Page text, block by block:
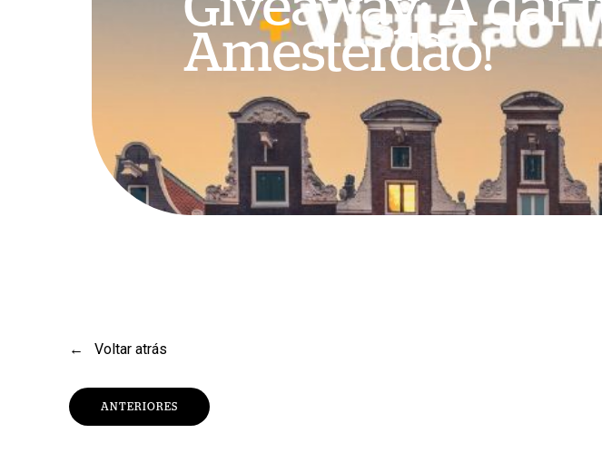
Pressione Enter para pesquisar ou Esc para fechar
Amesterdão!
← Voltar atrás
ANTERIORES